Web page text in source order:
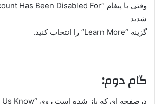
شدید
گزینه “Learn More” را انتخاب کنید.
گام دوم:
درصفحه ای که باز شده است روی “Let Us Know” کلیک کنید.